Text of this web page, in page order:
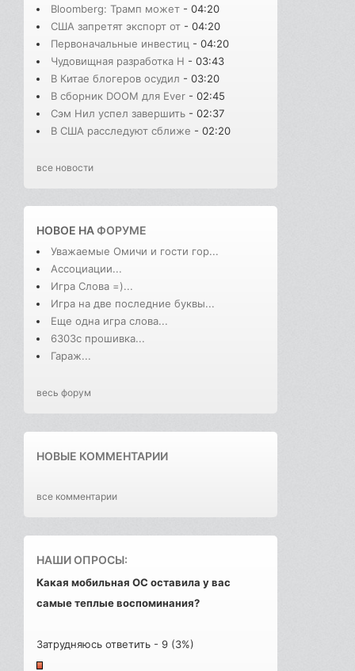
Bloomberg: Трамп может - 04:20
США запретят экспорт от - 04:20
Первоначальные инвестиц - 04:20
Чудовищная разработка H - 03:43
В Китае блогеров осудил - 03:20
В сборник DOOM для Ever - 02:45
Сэм Нил успел завершить - 02:37
В США расследуют сближе - 02:20
все новости
НОВОЕ НАФОРУМЕ
Уважаемые Омичи и гости гор...
Ассоциации...
Игра Слова =)...
Игра на две последние буквы...
Еще одна игра слова...
6303с прошивка...
Гараж...
весь форум
НОВЫЕ КОММЕНТАРИИ
все комментарии
НАШИ ОПРОСЫ:
Какая мобильная ОС оставила у вас
самые теплые воспоминания?
Затрудняюсь ответить - 9 (3%)